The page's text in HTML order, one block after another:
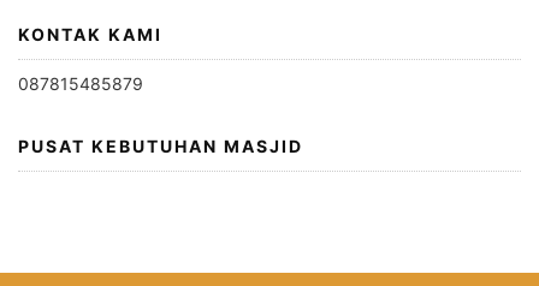
KONTAK KAMI
087815485879
PUSAT KEBUTUHAN MASJID